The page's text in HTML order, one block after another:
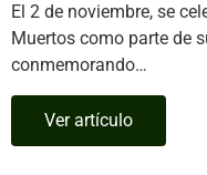
El 2 de noviembre, se
Muertos como parte de
conmemorando…
Ver artículo